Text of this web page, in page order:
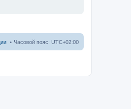
Часовой пояс: UTC+02:00